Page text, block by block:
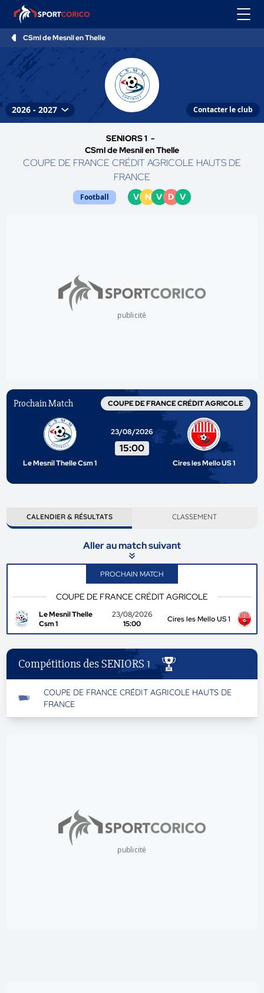
CSml de Mesnil en Thelle
Contacter le club
SENIORS 1 -
CSml de Mesnil en Thelle
COUPE DE FRANCE CRÉDIT AGRICOLE HAUTS DE
FRANCE
Football V N V D V
publicité
Prochain Match COUPE DE FRANCE CRÉDIT AGRICOLE
Le Mesnil Thelle Csm 1
23/08/2026
15:00
Cires les Mello US 1
CALENDIER & RÉSULTATS CLASSEMENT
Aller au match suivant
PROCHAIN MATCH
COUPE DE FRANCE CRÉDIT AGRICOLE
Le Mesnil Thelle
Csm 1
23/08/2026
15:00
Cires les Mello US 1
Compétitions des SENIORS 1
COUPE DE FRANCE CRÉDIT AGRICOLE HAUTS DE
FRANCE
publicité